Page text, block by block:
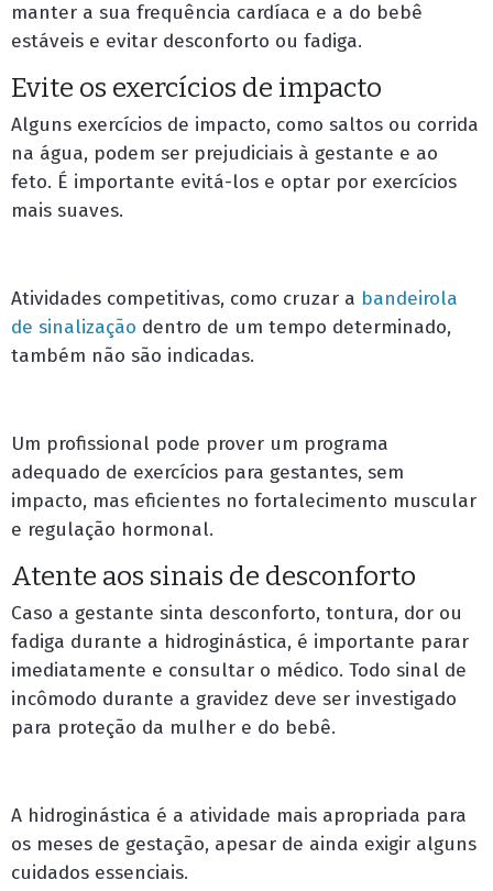
manter a sua frequência cardíaca e a do bebê
estáveis e evitar desconforto ou fadiga.
Evite os exercícios de impacto
Alguns exercícios de impacto, como saltos ou corrida
na água, podem ser prejudiciais à gestante e ao
feto. É importante evitá-los e optar por exercícios
mais suaves.
Atividades competitivas, como cruzar a bandeirola
de sinalização dentro de um tempo determinado,
também não são indicadas.
Um profissional pode prover um programa
adequado de exercícios para gestantes, sem
impacto, mas eficientes no fortalecimento muscular
e regulação hormonal.
Atente aos sinais de desconforto
Caso a gestante sinta desconforto, tontura, dor ou
fadiga durante a hidroginástica, é importante parar
imediatamente e consultar o médico. Todo sinal de
incômodo durante a gravidez deve ser investigado
para proteção da mulher e do bebê.
A hidroginástica é a atividade mais apropriada para
os meses de gestação, apesar de ainda exigir alguns
cuidados essenciais.